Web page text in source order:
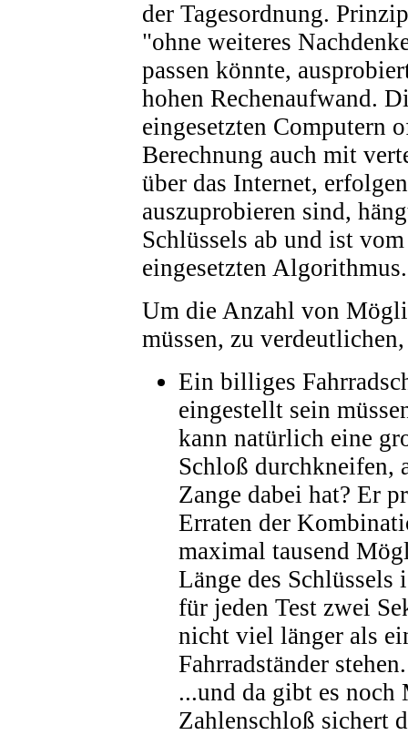
der Tagesordnung.
"ohne weiteres
passen könnte,
hohen Rechenaufwand.
eingesetzten Computern
Berechnung auch mit
über das Internet,
auszuprobieren sind,
Schlüssels ab und ist
eingesetzten Algorithmus.
Um die Anzahl von
müssen, zu
Ein billiges
eingestellt sein
kann natürlich eine
Schloß durchkneifen,
Zange dabei hat? Er
Erraten der
maximal tausend
Länge des
für jeden Test zwei
nicht viel länger als
Fahrradständer stehen.
...und da gibt es noch
Zahlenschloß sichert